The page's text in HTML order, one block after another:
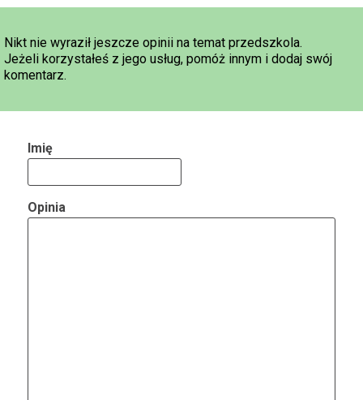
Nikt nie wyraził jeszcze opinii na temat przedszkola.
Jeżeli korzystałeś z jego usług, pomóż innym i dodaj swój
komentarz.
Imię
Opinia